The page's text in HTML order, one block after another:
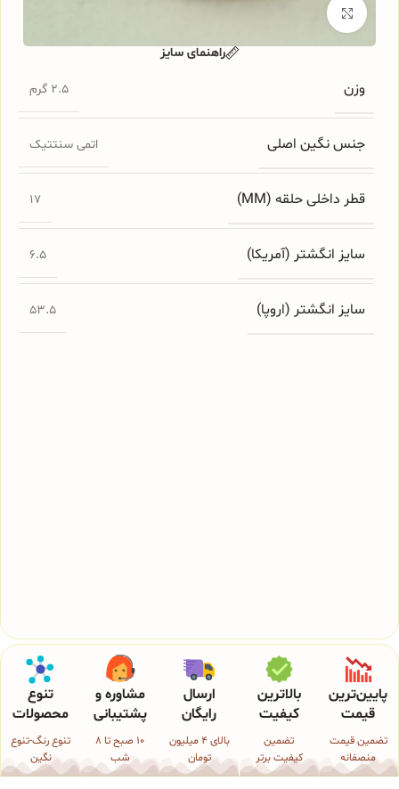
برای بزرگنمایی کلیک کنید
وزن 2.5 گرم
جنس نگین اصلی اتمی سنتتیک
قطر داخلی حلقه (MM) 17
سایز انگشتر (آمریکا) 6.5
سایز انگشتر (اروپا) 53.5
راهنمای سایز
پایین‌ترین
قیمت
تضمین قیمت
منصفانه
بالاترین
کیفیت
تضمین
کیفیت برتر
ارسال
رایگان
بالای 4 میلیون
تومان
مشاوره و
پشتیبانی
10 صبح تا 8
شب
تنوع
محصولات
تنوع رنگ-تنوع
نگین